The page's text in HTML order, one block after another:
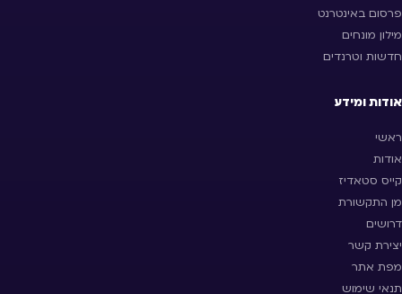
פרסום באינטרנט
מילון מונחים
חדשות וטרנדים
אודות ומידע
ראשי
אודות
קייס סטאדיז
מן התקשורת
דרושים
יצירת קשר
מפת אתר
תנאי שימוש